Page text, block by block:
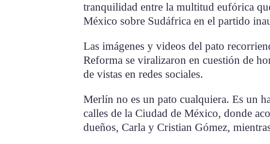
tranquilidad entre la multitud eufórica
México sobre Sudáfrica en el partido
Las imágenes y videos del pato
Reforma se viralizaron en cuestión de
de vistas en redes sociales.
Merlín no es un pato cualquiera. Es un
calles de la Ciudad de México, donde
dueños, Carla y Cristian Gómez,